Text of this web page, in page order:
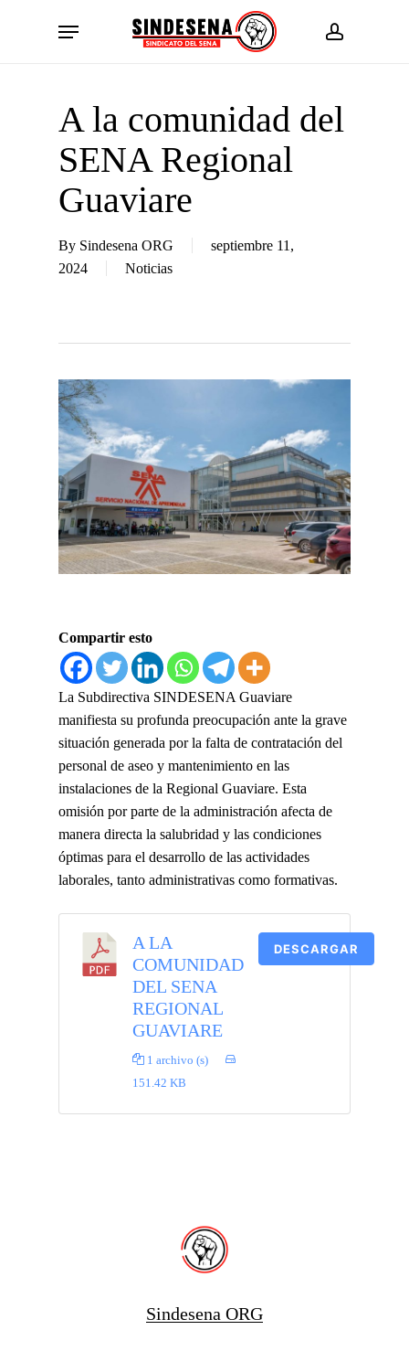
account
Menu
A la comunidad del
SENA Regional
Guaviare
By Sindesena ORG
septiembre 11,
2024
Noticias
Compartir esto
La Subdirectiva SINDESENA Guaviare
manifiesta su profunda preocupación ante la grave
situación generada por la falta de contratación del
personal de aseo y mantenimiento en las
instalaciones de la Regional Guaviare. Esta
omisión por parte de la administración afecta de
manera directa la salubridad y las condiciones
óptimas para el desarrollo de las actividades
laborales, tanto administrativas como formativas.
A LA
COMUNIDAD
DEL SENA
REGIONAL
GUAVIARE
1 archivo (s)
151.42 KB
DESCARGAR
Sindesena ORG